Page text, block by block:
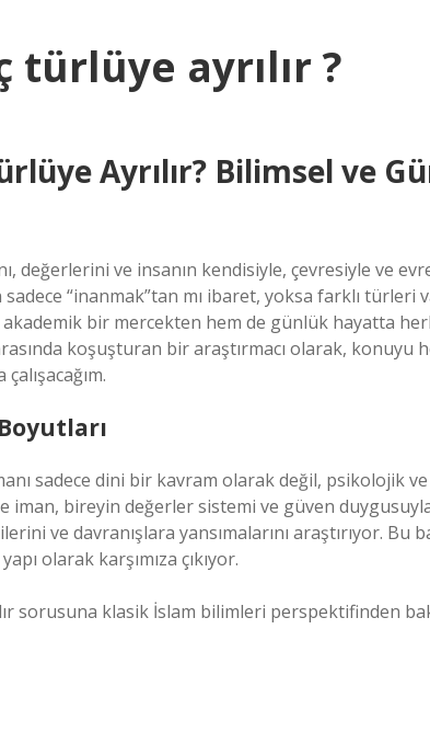
türlüye ayrılır ?
Ayrılır? Bilimsel ve
değerlerini ve insanın kendisiyle, çevresiyle ve
“inanmak”tan mı ibaret, yoksa farklı türleri
bir mercekten hem de günlük hayatta
koşuşturan bir araştırmacı olarak, konuyu
sadece dini bir kavram olarak değil, psikolojik
iman, bireyin değerler sistemi ve güven
ve davranışlara yansımalarını araştırıyor. Bu
olarak karşımıza çıkıyor.
sorusuna klasik İslam bilimleri perspektifinden